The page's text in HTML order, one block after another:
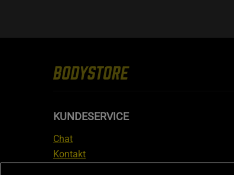
KUNDESERVICE
Chat
Kontakt